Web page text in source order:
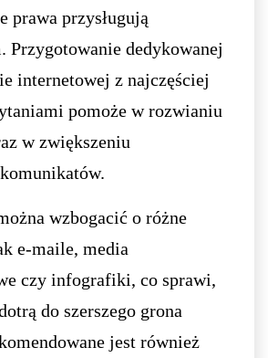
prawa przysługują
Przygotowanie dedykowanej
internetowej z najczęściej
pomoże w rozwianiu
w zwiększeniu
wzbogacić o różne
e-maile, media
czy infografiki, co sprawi,
do szerszego grona
jest również